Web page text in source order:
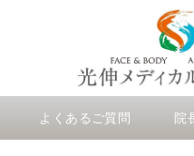
よくあるご質問 院